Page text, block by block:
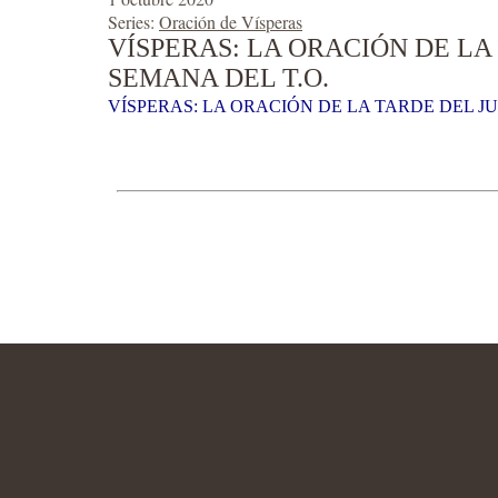
Series: Oración de Vísperas
VÍSPERAS: LA ORACIÓN DE
SEMANA DEL T.O.
VÍSPERAS: LA ORACIÓN DE LA TARDE DEL